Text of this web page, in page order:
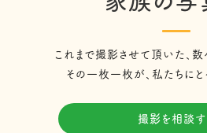
これまで撮影させて頂いた、数
その一枚一枚が、私たちにと
撮影を相談す